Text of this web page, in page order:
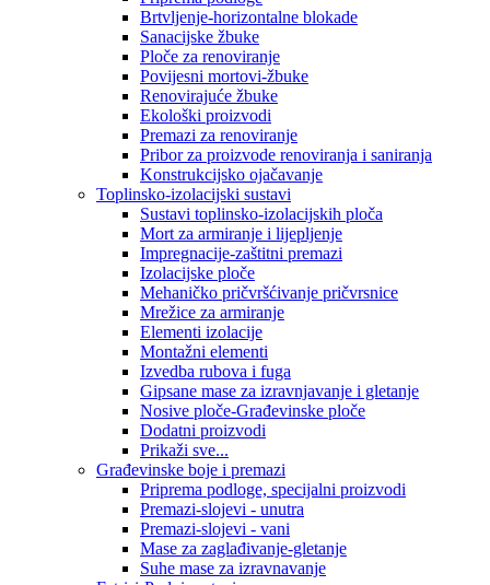
Brtvljenje-horizontalne blokade
Sanacijske žbuke
Ploče za renoviranje
Povijesni mortovi-žbuke
Renovirajuće žbuke
Ekološki proizvodi
Premazi za renoviranje
Pribor za proizvode renoviranja i saniranja
Konstrukcijsko ojačavanje
Toplinsko-izolacijski sustavi
Sustavi toplinsko-izolacijskih ploča
Mort za armiranje i lijepljenje
Impregnacije-zaštitni premazi
Izolacijske ploče
Mehaničko pričvršćivanje pričvrsnice
Mrežice za armiranje
Elementi izolacije
Montažni elementi
Izvedba rubova i fuga
Gipsane mase za izravnjavanje i gletanje
Nosive ploče-Građevinske ploče
Dodatni proizvodi
Prikaži sve...
Građevinske boje i premazi
Priprema podloge, specijalni proizvodi
Premazi-slojevi - unutra
Premazi-slojevi - vani
Mase za zaglađivanje-gletanje
Suhe mase za izravnavanje